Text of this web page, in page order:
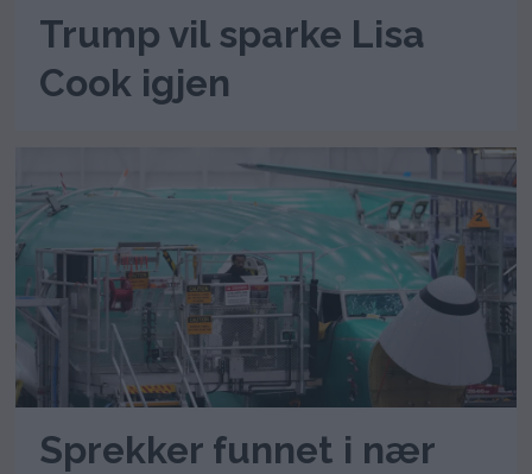
Trump vil sparke Lisa
Cook igjen
Sprekker funnet i nær